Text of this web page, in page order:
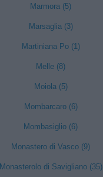
Marmora (5)
Marsaglia (3)
Martiniana Po (1)
Melle (8)
Moiola (5)
Mombarcaro (6)
Mombasiglio (6)
Monastero di Vasco (9)
Monasterolo di Savigliano (35)